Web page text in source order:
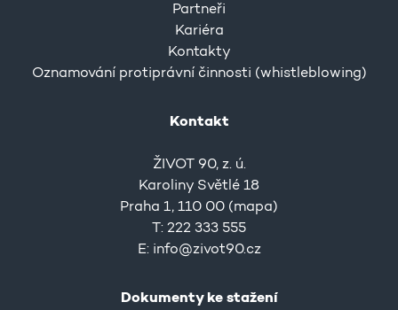
Partneři
Kariéra
Kontakty
Oznamování protiprávní činnosti (whistleblowing)
Kontakt
ŽIVOT 90, z. ú.
Karoliny Světlé 18
Praha 1, 110 00 (mapa)
T: 222 333 555
E: info@zivot90.cz
Dokumenty ke stažení